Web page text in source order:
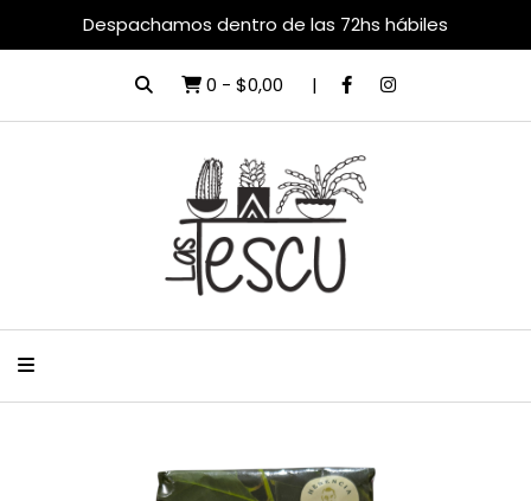
Despachamos dentro de las 72hs hábiles
0 - $0,00